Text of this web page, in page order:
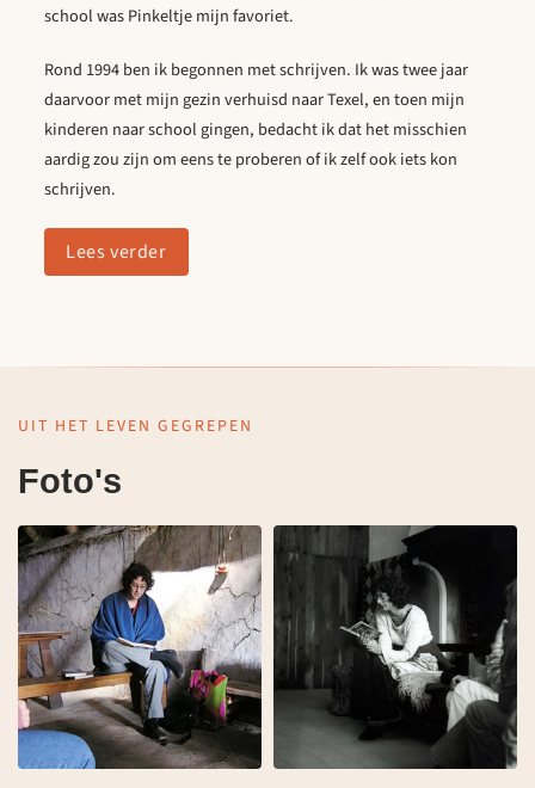
school was Pinkeltje mijn favoriet.
Rond 1994 ben ik begonnen met schrijven. Ik was twee jaar
daarvoor met mijn gezin verhuisd naar Texel, en toen mijn
kinderen naar school gingen, bedacht ik dat het misschien
aardig zou zijn om eens te proberen of ik zelf ook iets kon
schrijven.
Lees verder
UIT HET LEVEN GEGREPEN
Foto's